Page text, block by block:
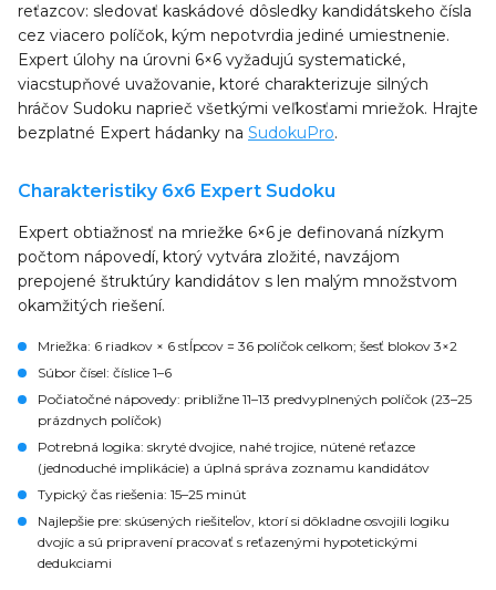
reťazcov: sledovať kaskádové dôsledky kandidátskeho čísla
cez viacero políčok, kým nepotvrdia jediné umiestnenie.
Expert úlohy na úrovni 6×6 vyžadujú systematické,
viacstupňové uvažovanie, ktoré charakterizuje silných
hráčov Sudoku naprieč všetkými veľkosťami mriežok. Hrajte
bezplatné Expert hádanky na SudokuPro.
Charakteristiky 6x6 Expert Sudoku
Expert obtiažnosť na mriežke 6×6 je definovaná nízkym
počtom nápovedí, ktorý vytvára zložité, navzájom
prepojené štruktúry kandidátov s len malým množstvom
okamžitých riešení.
Mriežka: 6 riadkov × 6 stĺpcov = 36 políčok celkom; šesť blokov 3×2
Súbor čísel: číslice 1–6
Počiatočné nápovedy: približne 11–13 predvyplnených políčok (23–25
prázdnych políčok)
Potrebná logika: skryté dvojice, nahé trojice, nútené reťazce
(jednoduché implikácie) a úplná správa zoznamu kandidátov
Typický čas riešenia: 15–25 minút
Najlepšie pre: skúsených riešiteľov, ktorí si dôkladne osvojili logiku
dvojíc a sú pripravení pracovať s reťazenými hypotetickými
dedukciami